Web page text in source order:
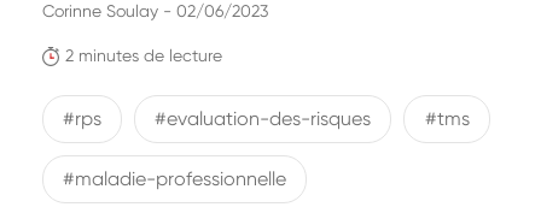
2 minutes de lecture
Corinne Soulay - 02/06/2023
#rps #evaluation-des-risques #tms
#maladie-professionnelle